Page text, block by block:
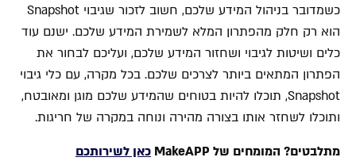
כשמדובר בניהול המידע שלכם, חשוב לזכור שגיבוי Snapshot
הוא רק חלק מהפתרון המלא לשמירת המידע שלכם. ישנם עוד
כלים ושיטות לגיבוי ושחזור המידע שלכם, ועליכם לבחור את
הפתרון המתאים ביותר לצרכים שלכם. בכל מקרה, עם כלי גיבוי
Snapshot, תוכלו להיות בטוחים שהמידע שלכם מוגן ומאובטח,
ותוכלו לשחזר אותו בצורה מהירה ונוחה במקרה של חריגות.
מתלבטים? המומחים של MakeAPP
כאן לשירותכם